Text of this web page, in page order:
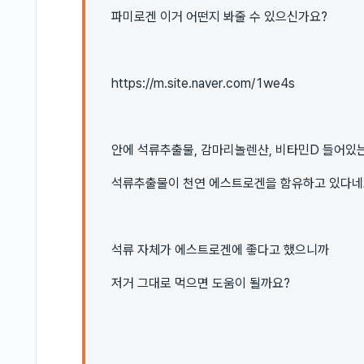
파미로겐 이거 어떤지 봐줄 수 있으신가요?
https://m.site.naver.com/1we4s
안에 석류추출물, 감마리놀렌산, 비타민D 들어있
석류추출물이 천연 에스트로겐을 함유하고 있다
석류 자체가 에스트로겐에 좋다고 했으니까
저거 그대로 먹으면 도움이 될까요?